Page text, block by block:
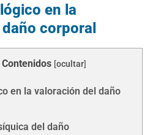
en la
corporal
[ocultar]
en la valoración del daño
del daño